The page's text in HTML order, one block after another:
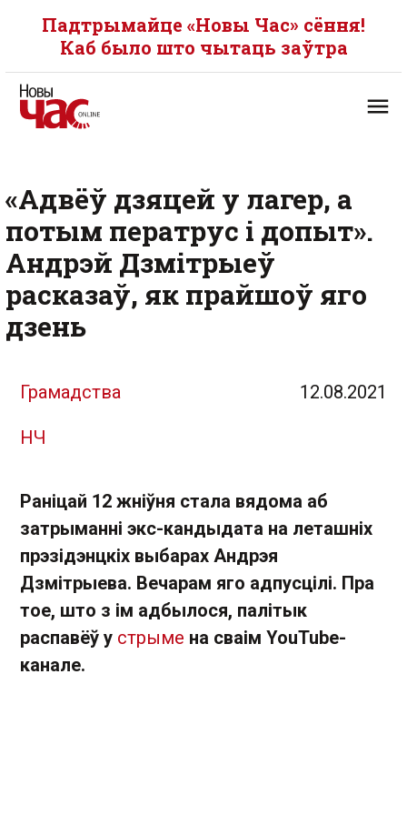
Падтрымайце «Новы Час» сёння!
Каб было што чытаць заўтра
«Адвёў дзяцей у лагер, а
потым ператрус і допыт».
Андрэй Дзмітрыеў
расказаў, як прайшоў яго
дзень
Грамадства 12.08.2021
НЧ
Раніцай 12 жніўня стала вядома аб
затрыманні экс-кандыдата на леташніх
прэзідэнцкіх выбарах Андрэя
Дзмітрыева. Вечарам яго адпусцілі. Пра
тое, што з ім адбылося, палітык
распавёў у стрыме на сваім YouTube-
канале.